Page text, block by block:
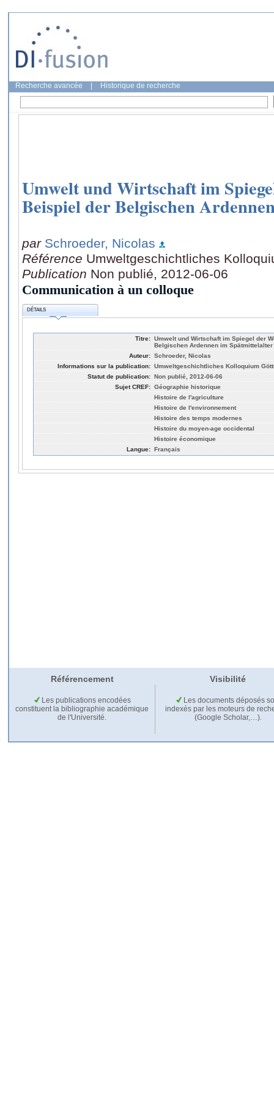
Recherche avancée Historique de recherche
Umwelt und Wirtschaft im
Beispiel der Belgischen
par Schroeder, Nicolas
Référence Umweltgeschichtliches
Publication Non publié, 2012-06-06
Communication à un colloque
DÉTAILS
Titre: Umwelt und Wirtschaft im Spiegel der
Belgischen Ardennen im Spätmittelalter
Auteur: Schroeder, Nicolas
Informations sur la publication: Umweltgeschichtliches Kolloquium
Statut de publication: Non publié, 2012-06-06
Sujet CREF: Géographie historique
Histoire de l'agriculture
Histoire de l'environnement
Histoire des temps modernes
Histoire du moyen-age occidental
Histoire économique
Langue: Français
Référencement Visibilité
Les publications encodées
constituent la bibliographie académique
de l'Université.
Les documents déposés
indexés par les moteurs de
(Google Scholar,…).